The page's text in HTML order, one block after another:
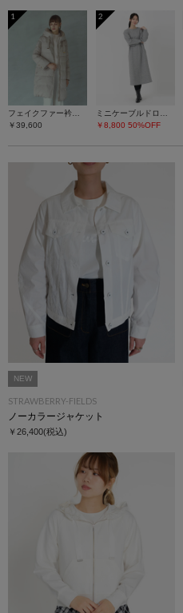
1
フェイクファー衿ダウンコート
￥39,600
2
ミニケーブルドロストワンピース
￥8,800 50%OFF
NEW
STRAWBERRY-FIELDS
ノーカラージャケット
￥26,400(税込)